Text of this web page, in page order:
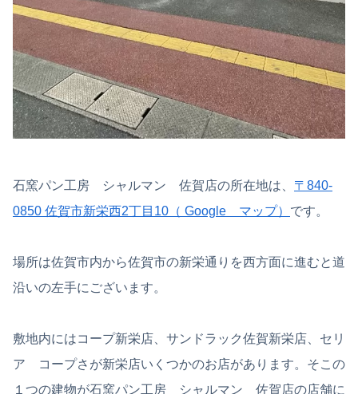
石窯パン工房 シャルマン 佐賀店の所在地は、 〒840-
0850 佐賀市新栄西2丁目10（ Google マップ） です。
場所は佐賀市内から佐賀市の新栄通りを西方面に進むと道
沿いの左手にございます。
敷地内にはコープ新栄店、サンドラック佐賀新栄店、セリ
ア コープさが新栄店いくつかのお店があります。そこの
１つの建物が石窯パン工房 シャルマン 佐賀店の店舗に